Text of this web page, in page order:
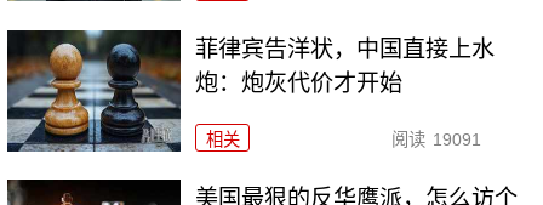
菲律宾告洋状，中国直接上水
炮：炮灰代价才开始
相关 阅读 19091
美国最狠的反华鹰派，怎么访个